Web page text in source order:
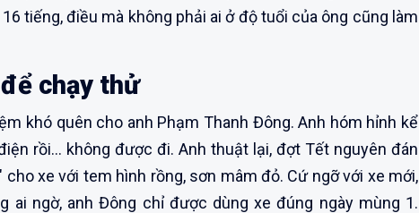
tiếng, điều mà không phải ai ở độ tuổi của ông cũng làm
chạy thử
khó quên cho anh Phạm Thanh Đông. Anh hóm hỉnh kể
rồi… không được đi. Anh thuật lại, đợt Tết nguyên đán
xe với tem hình rồng, sơn mâm đỏ. Cứ ngỡ với xe mới,
ai ngờ, anh Đông chỉ được dùng xe đúng ngày mùng 1.